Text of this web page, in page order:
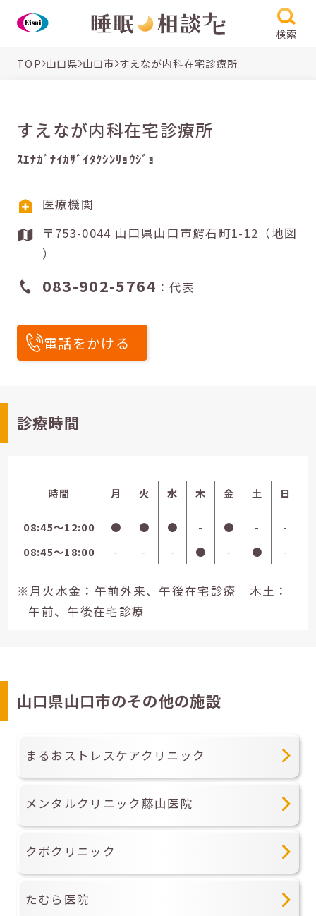
検索
TOP 山口県 山口市 すえなが内科在宅診療所
すえなが内科在宅診療所
ｽｴﾅｶﾞﾅｲｶｻﾞｲﾀｸｼﾝﾘｮｳｼﾞｮ
医療機関
〒753-0044 山口県山口市鰐石町1-12（地図
）
083-902-5764 ：代表
電話をかける
診療時間
時間 月 火 水 木 金 土 日
08:45〜12:00 ● ● ● - ● -
-
08:45〜18:00
- - - ● - ● -
※月火水金：午前外来、午後在宅診療 木土：
午前、午後在宅診療
山口県山口市のその他の施設
まるおストレスケアクリニック
メンタルクリニック藤山医院
クボクリニック
たむら医院